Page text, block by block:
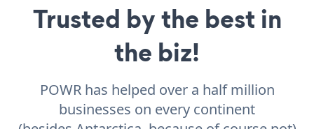
Trusted by the best in
the biz!
POWR has helped over a half million
businesses on every continent